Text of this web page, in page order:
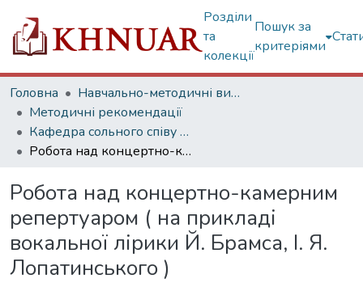
Розділи
та
колекції
Пошук за
критеріями
Головна
Навчально-методичні видання
Методичні рекомендації
Кафедра сольного співу та оперної підготовки
Робота над концертно-камерним репертуаром ( на прикладі вокальної лірики Й. Брамса, І. Я. Лопатинського )
Робота над концертно-камерним
репертуаром ( на прикладі
вокальної лірики Й. Брамса, І. Я.
Лопатинського )